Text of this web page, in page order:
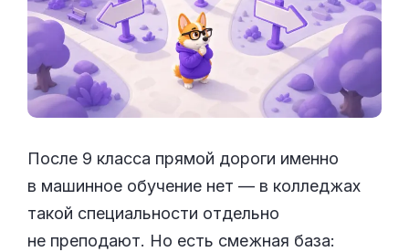
После 9 класса прямой дороги именно
в машинное обучение нет — в колледжах
такой специальности отдельно
не преподают. Но есть смежная база: